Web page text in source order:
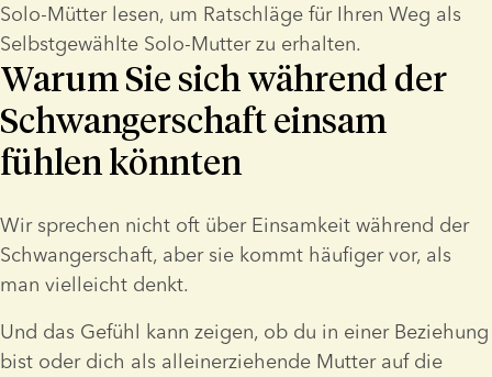
Solo-Mütter lesen, um Ratschläge für Ihren Weg als
Selbstgewählte Solo-Mutter zu erhalten.
Warum Sie sich während der
Schwangerschaft einsam
fühlen könnten
Wir sprechen nicht oft über Einsamkeit während der
Schwangerschaft, aber sie kommt häufiger vor, als
man vielleicht denkt.
Und das Gefühl kann zeigen, ob du in einer Beziehung
bist oder dich als alleinerziehende Mutter auf die